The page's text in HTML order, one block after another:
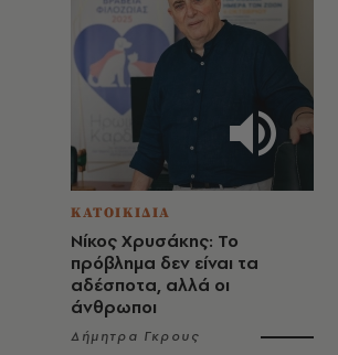
ΚΑΤΟΙΚΙΔΙΑ
Νίκος Χρυσάκης: Το
πρόβλημα δεν είναι τα
αδέσποτα, αλλά οι
άνθρωποι
Δήμητρα Γκρους